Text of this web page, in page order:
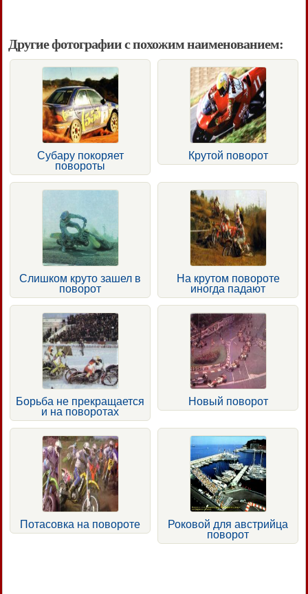
Другие фотографии с похожим наименованием:
Субару покоряет
повороты
Крутой поворот
Слишком круто зашел в
поворот
На крутом повороте
иногда падают
Борьба не прекращается
и на поворотах
Новый поворот
Потасовка на повороте
Роковой для австрийца
поворот